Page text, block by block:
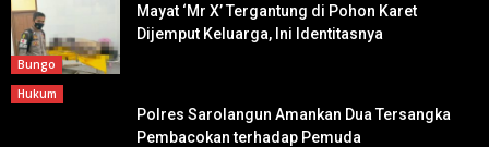
Bungo
Mayat ‘Mr X’ Tergantung di Pohon Karet
Dijemput Keluarga, Ini Identitasnya
Hukum
Polres Sarolangun Amankan Dua Tersangka
Pembacokan terhadap Pemuda